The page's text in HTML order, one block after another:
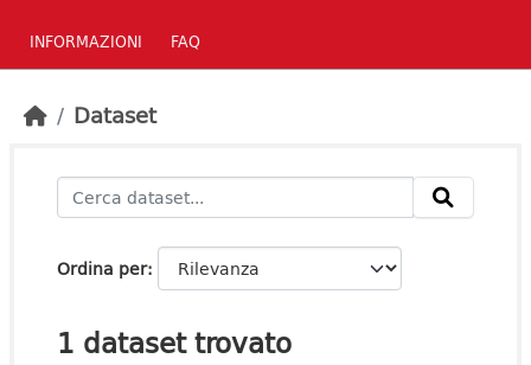
INFORMAZIONI FAQ
Dataset
Ordina per
1 dataset trovato